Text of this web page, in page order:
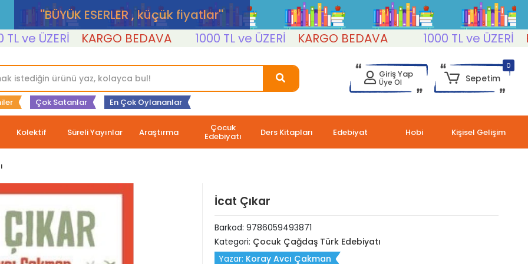
''BÜYÜK ESERLER , küçük fiyatlar''
ÜZERİ KARGO BEDAVA 1000 TL ve ÜZERİ KARGO BEDAVA 1000 TL ve ÜZERİ
Çok Satanlar En Çok Oylananlar
Giriş Yap
Üye Ol
0
Sepetim
Kolektif Süreli Yayınlar Araştırma Çocuk
Edebiyatı Ders Kitapları Edebiyat Hobi Kişisel Gelişim
İcat Çıkar
Barkod: 9786059493871
Kategori: Çocuk Çağdaş Türk Edebiyatı
Yazar: Koray Avcı Çakman